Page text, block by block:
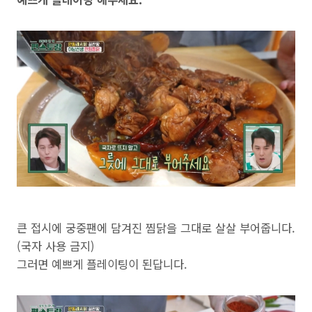
큰 접시에 궁중팬에 담겨진 찜닭을 그대로 살살 부어줍니다.
(국자 사용 금지)
그러면 예쁘게 플레이팅이 된답니다.